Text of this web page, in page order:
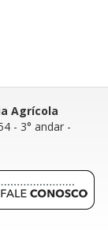
Agrícola
- 3° andar -